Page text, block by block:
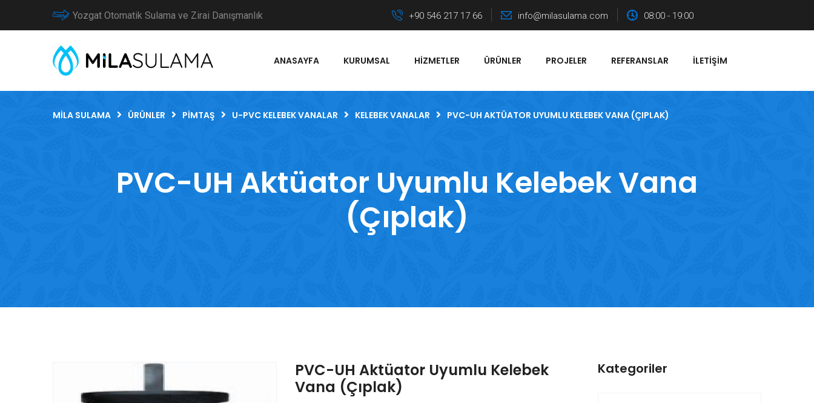
Yozgat Otomatik Sulama ve Zirai Danışmanlık +90 546 217 17 66 info@milasulama.com 08:00 - 19:00
ANASAYFA KURUMSAL HIZMETLER ÜRÜNLER PROJELER REFERANSLAR İLETIŞIM
MILA SULAMA ÜRÜNLER PIMTAŞ U-PVC KELEBEK VANALAR KELEBEK VANALAR PVC-UH AKTÜATOR UYUMLU KELEBEK VANA (ÇIPLAK)
PVC-UH Aktüator Uyumlu Kelebek Vana
(Çıplak)
PVC-UH Aktüator Uyumlu Kelebek
Vana (Çıplak)
Kategoriler